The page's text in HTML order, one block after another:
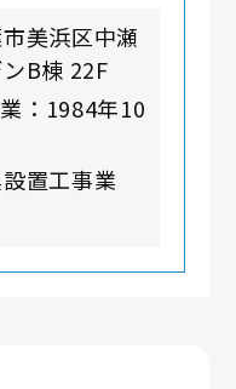
美浜区中瀬
B棟 22F
：1984年10
置工事業